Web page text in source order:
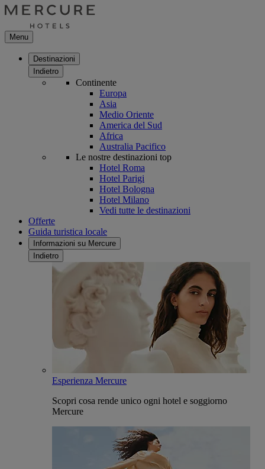
Menu
Destinazioni
Indietro
Continente
Europa
Asia
Medio Oriente
America del Sud
Africa
Australia Pacifico
Le nostre destinazioni top
Hotel Roma
Hotel Parigi
Hotel Bologna
Hotel Milano
Vedi tutte le destinazioni
Offerte
Guida turistica locale
Informazioni su Mercure
Indietro
Esperienza Mercure
Scopri cosa rende unico ogni hotel e soggiorno
Mercure